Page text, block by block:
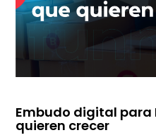
Embudo digital para
quieren crecer